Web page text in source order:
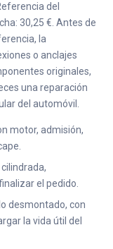
del
30,25 €. Antes de
la
o anclajes
originales,
una reparación
del automóvil.
motor, admisión,
el pedido.
desmontado, con
la vida útil del